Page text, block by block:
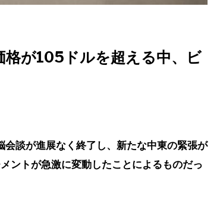
格が105ドルを超える中、ビ
談が進展なく終了し、新たな中東の緊張が
ントが急激に変動したことによるものだっ